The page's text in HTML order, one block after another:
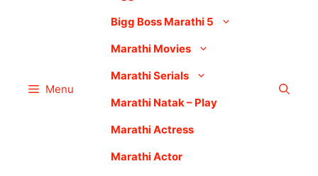
Menu
Bigg Boss Marathi 5
Marathi Movies
Marathi Serials
Marathi Natak – Play
Marathi Actress
Marathi Actor